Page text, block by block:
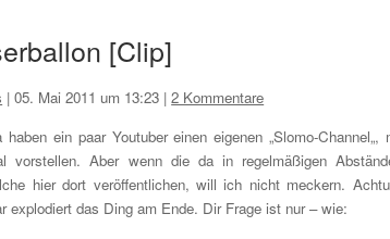
[Clip]
|05. Mai 2011 um 13:23 |2 Kommentare
haben ein paar Youtuber einen eigenen „Slomo-
vorstellen. Aber wenn die da in regelmäßigen
hier dort veröffentlichen, will ich nicht meckern.
explodiert das Ding am Ende. Dir Frage ist nur – wie: